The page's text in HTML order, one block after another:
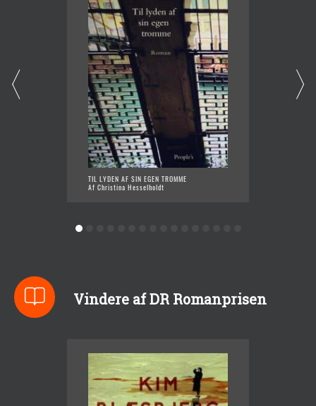
TIL LYDEN AF SIN EGEN TROMME
Af Christina Hesselholdt
Vindere af DR Romanprisen